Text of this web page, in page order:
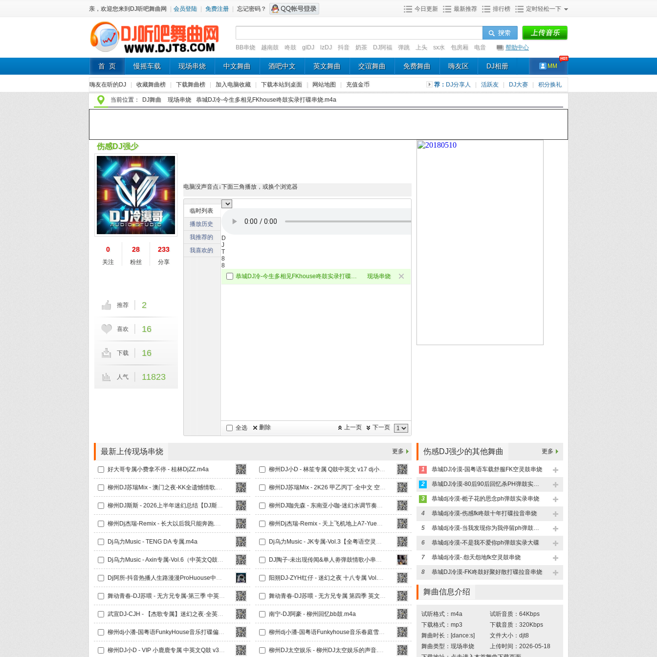
亲，欢迎您来到DJ听吧舞曲网 会员登陆 免费注册 忘记密码？ 今日更新 最新推荐 排行榜 定时轻松一下
BB串烧 越南鼓 咚鼓 glDJ lzDJ 抖音 奶茶 DJ阿福 弹跳 上头 sx水 包房厢 电音 帮助中心
首 页 慢摇车载 现场串烧 中文舞曲 酒吧中文 英文舞曲 交谊舞曲 免费舞曲 嗨友区 DJ相册 MM
嗨友在听的DJ 收藏舞曲榜 下载舞曲榜 加入电脑收藏 下载本站到桌面 网站地图 充值金币 荐： DJ分享人 活跃友 DJ大赛 积分换礼
当前位置： DJ舞曲 现场串烧 恭城DJ冷-今生多相见FKhouse咚鼓实录打碟串烧.m4a
电脑没声音点↓下面三角播放，或换个浏览器
临时列表
播放历史
我推荐的
我喜欢的
D
J
T
8
8
恭城DJ冷-今生多相见FKhouse咚鼓实录打碟串烧.m4a
现场串烧
全选 删除 下一页
上一页
伤感DJ强少
0
关注
28
粉丝
233
分享
推荐 2
喜欢 16
下载 16
人气 11823
最新上传现场串烧 更多
好大哥专属小费拿不停 - 桂林DjZZ.m4a 柳州DJ小D - 林笙专属 Q鼓中英文 v17 dj小D.m4a
柳州DJ苏瑞Mix - 澳门之夜-KK全遗憾情歌.m4a 柳州DJ苏瑞Mix - 2K26 甲乙丙丁·全中文 空灵鼓串烧.m4a
柳州DJ斯斯 - 2026上半年迷幻总结【DJ斯斯大放送Nol.4】.m4a 柳州DJ咖先森 - 东南亚小咖-迷幻水调节奏【全英文Funky House 系列】竹子串烧《广西龙仔专属定制》.m4a
柳州Dj杰瑞-Remix - 长大以后我只能奔跑.m4a 柳州Dj杰瑞-Remix - 天上飞机地上A7-YueB专属.m4a
Dj乌力Music - TENG DA 专属.m4a Dj乌力Music - JK专属-Vol.3【全粤语空灵鼓串烧】.m4a
Dj乌力Music - Axin专属-Vol.6（中英文Q鼓）.m4a DJ陶子-未出现传闻&单人劵弹鼓情歌小串烧.m4a
Dj阿所-抖音热播人生路漫漫ProHuouse中文串烧 阳朔DJ-ZYH红仔 - 迷幻之夜 十八专属 Vol.4【阳朔DJ-ZYH】.m4a
舞动青春-DJ苏喂 - 无方兄专属-第三季 中英文Q鼓 我要验牌.m4a 舞动青春-DJ苏喂 - 无方兄专属 第四季 英文Q鼓Sta加强版 xin2026 Mix.m4a
武宣DJ-CJH - 【杰歌专属】迷幻之夜·全英文弹跳上冲Funky Hosue.m4a 南宁-DJ阿豪 - 柳州回忆bb鼓.m4a
柳州dj小潘-国粤语FunkyHouse音乐打碟偏爱空灵鼓DJ车载串烧.m4a 柳州dj小潘-国粤语Funkyhouse音乐春庭雪车载dj串烧.m4a
柳州DJ小D - VIP 小鹿鹿专属 中英文Q鼓 v30（dj小D).m4a 柳州DJ太空娱乐 - 柳州DJ太空娱乐的声音.m4a
伤感DJ强少的其他舞曲 更多
1 恭城DJ冷漠-国粤语车载舒服FK空灵鼓串烧
2 恭城DJ冷漠-80后90后回忆杀PH弹鼓实录串烧
3 恭城dj冷漠-栀子花的思念ph弹鼓实录串烧
4 恭城dj冷漠-伤感fk咚鼓十年打碟拉音串烧
5 恭城dj冷漠-当我发现你为我停留ph弹鼓串烧
6 恭城dj冷漠-不是我不爱你ph弹鼓实录大碟
7 恭城dj冷漠-.怨天怨地fk空灵鼓串烧
8 恭城DJ冷漠-FK咚鼓好聚好散打碟拉音串烧
舞曲信息介绍
试听格式：m4a
试听音质：64Kbps
下载格式：mp3
下载音质：320Kbps
舞曲时长：[dance:s]
文件大小：djt8
舞曲类型：现场串烧
上传时间：2026-05-18